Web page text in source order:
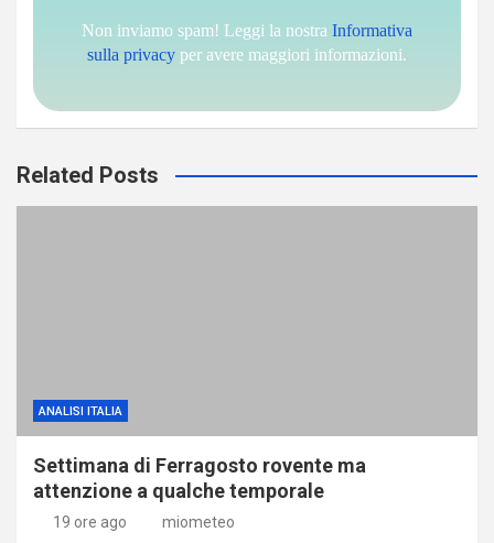
Non inviamo spam! Leggi la nostra Informativa
sulla privacy per avere maggiori informazioni.
Related Posts
ANALISI ITALIA
Settimana di Ferragosto rovente ma
attenzione a qualche temporale
19 ore ago miometeo